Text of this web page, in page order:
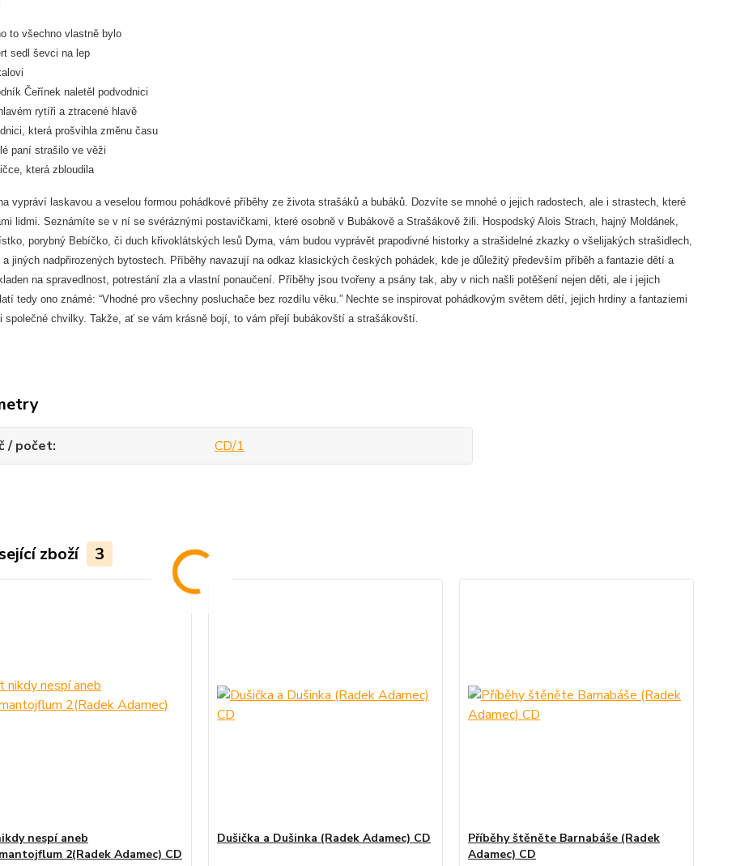
to všechno vlastně bylo
sedl ševci na lep
Čeřínek naletěl podvodnici
rytíři a ztracené hlavě
která prošvihla změnu času
paní strašilo ve věži
která zbloudila
vypráví laskavou a veselou formou pohádkové příběhy ze života strašáků a bubáků. Dozvíte se mnohé o jejich radostech, ale i strastech, které
lidmi. Seznámíte se v ní se svéráznými postavičkami, které osobně v Bubákově a Strašákově žili. Hospodský Alois Strach, hajný Moldánek,
porybný Bebíčko, či duch křivoklátských lesů Dyma, vám budou vyprávět prapodivné historky a strašidelné zkazky o všelijakých strašidlech,
a jiných nadpřirozených bytostech. Příběhy navazují na odkaz klasických českých pohádek, kde je důležitý především příběh a fantazie dětí a
na spravedlnost, potrestání zla a vlastní ponaučení. Příběhy jsou tvořeny a psány tak, aby v nich našli potěšení nejen děti, ale i jejich
tedy ono známé: “Vhodné pro všechny posluchače bez rozdílu věku.” Nechte se inspirovat pohádkovým světem dětí, jejich hrdiny a fantaziemi
společné chvilky. Takže, ať se vám krásně bojí, to vám přejí bubákovští a strašákovští.
/ počet CD/1
zboží 3
nespí aneb
2(Radek Adamec) CD
Dušička a Dušinka (Radek Adamec) CD
Příběhy štěněte Barnabáše (Radek
Adamec) CD